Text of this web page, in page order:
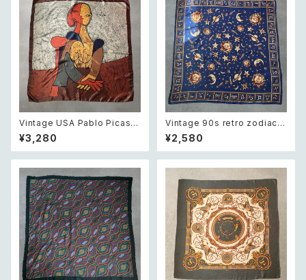
Vintage USA Pablo Picass
o art design scarf レトロ ア
メリカ ヴィンテージ パブロ・ピ
カソ アート デザイン 大判 スカ
¥3,280
Vintage 90s retro zodiac
moon&sun design scarf レ
トロ ヴィンテージ 星座 月と太
陽 デザイン ネイビー 大判 スカ
¥2,580